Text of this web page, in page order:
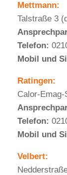
Mettmann:
Talstraße 3
Telefon:
Mobil und
Ratingen:
Calor-
Telefon:
Mobil und
Velbert: